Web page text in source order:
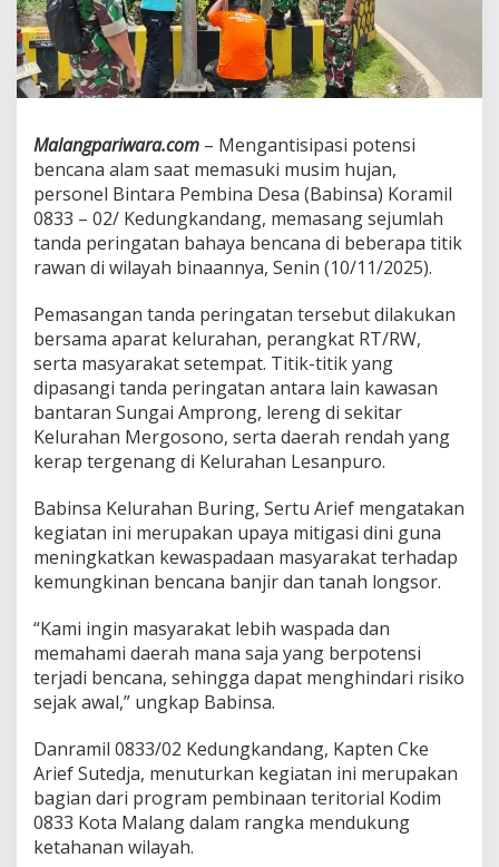
k
a
n
d
a
P
a
s
a
g
T
n
d
a
P
e
r
i
n
g
t
a
n
B
a
a
y
a
B
e
c
a
n
a
d
i
Malangpariwara.com – Mengantisipasi potensi
bencana alam saat memasuki musim hujan,
personel Bintara Pembina Desa (Babinsa) Koramil
0833 – 02/ Kedungkandang, memasang sejumlah
tanda peringatan bahaya bencana di beberapa titik
rawan di wilayah binaannya, Senin (10/11/2025).
Pemasangan tanda peringatan tersebut dilakukan
bersama aparat kelurahan, perangkat RT/RW,
serta masyarakat setempat. Titik-titik yang
dipasangi tanda peringatan antara lain kawasan
bantaran Sungai Amprong, lereng di sekitar
Kelurahan Mergosono, serta daerah rendah yang
kerap tergenang di Kelurahan Lesanpuro.
Babinsa Kelurahan Buring, Sertu Arief mengatakan
kegiatan ini merupakan upaya mitigasi dini guna
meningkatkan kewaspadaan masyarakat terhadap
kemungkinan bencana banjir dan tanah longsor.
“Kami ingin masyarakat lebih waspada dan
memahami daerah mana saja yang berpotensi
terjadi bencana, sehingga dapat menghindari risiko
sejak awal,” ungkap Babinsa.
Danramil 0833/02 Kedungkandang, Kapten Cke
Arief Sutedja, menuturkan kegiatan ini merupakan
bagian dari program pembinaan teritorial Kodim
0833 Kota Malang dalam rangka mendukung
ketahanan wilayah.